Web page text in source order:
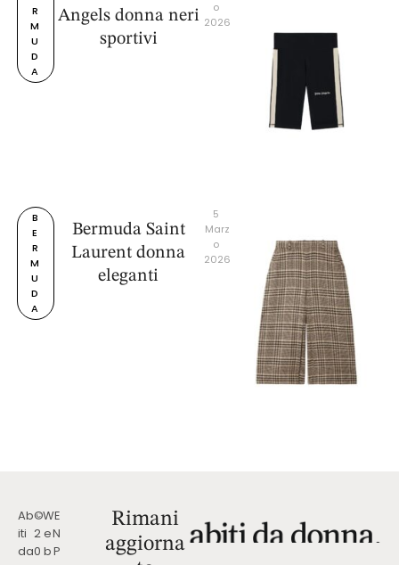
R
M
U
D
A
Angels donna neri
sportivi
o
2026
B
E
R
M
U
D
A
Bermuda Saint
Laurent donna
eleganti
5
Marz
o
2026
Ab
iti
da
©
2
0
W
e
b
E
N
P
Rimani
aggiorna